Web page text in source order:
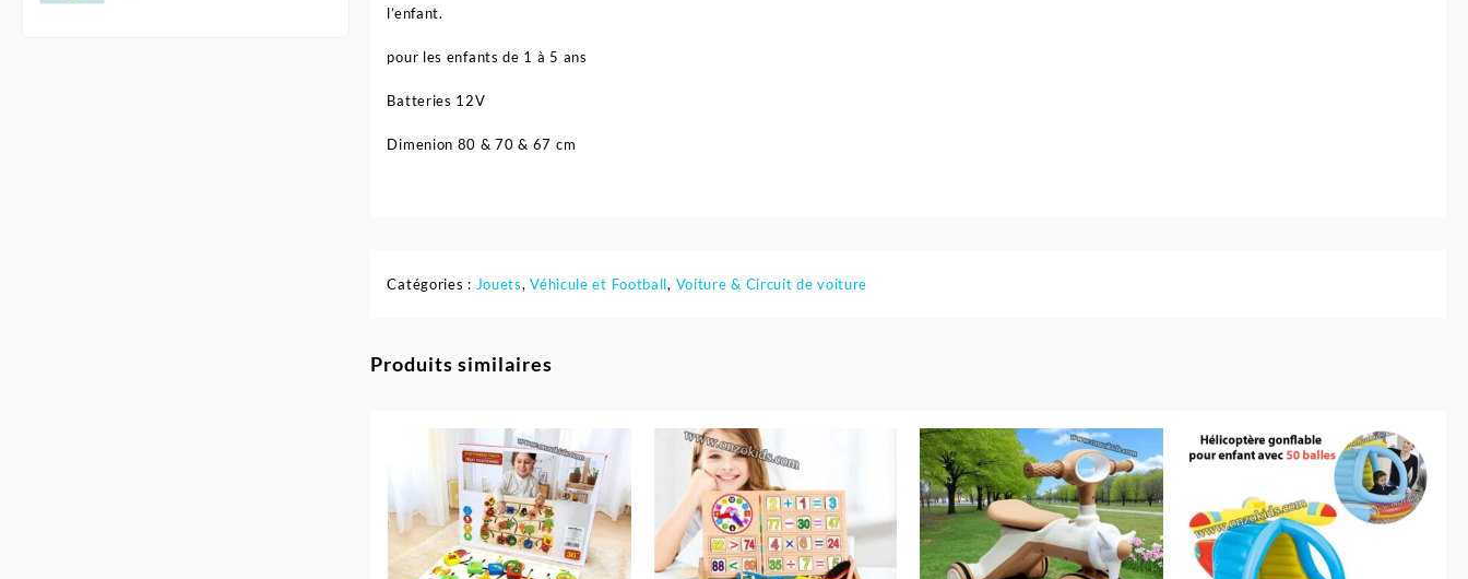
l’enfant.
pour les enfants de 1 à 5 ans
Batteries 12V
Dimenion 80 & 70 & 67 cm
Catégories : Jouets,Véhicule et Football, Voiture & Circuit de voiture
Produits similaires